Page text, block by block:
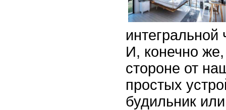
И, конечно
стороне от
простых
будильник